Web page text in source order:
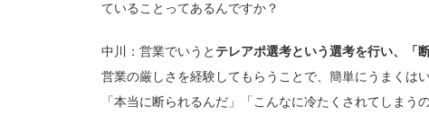
ていることってあるんですか？
中川：営業でいうと テレアポ選考という選考を行い、「
営業の厳しさを経験してもらうことで、簡単にうまくは
「本当に断られるんだ」「こんなに冷たくされてしまう